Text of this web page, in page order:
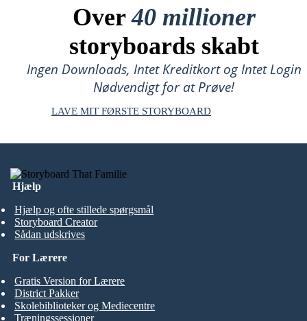
Over40 millioner
storyboards skabt
Ingen Downloads, Intet Kreditkort og Intet Login
Nødvendigt for at Prøve!
LAVE MIT FØRSTE STORYBOARD
Hjælp
Hjælp og ofte stillede spørgsmål
Storyboard Creator
Sådan udskrives
For Lærere
Gratis Version for Lærere
District Pakker
Skolebiblioteker og Mediecentre
Træningssessioner